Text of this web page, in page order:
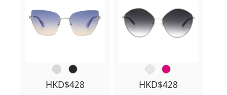
HKD$428 HKD$428